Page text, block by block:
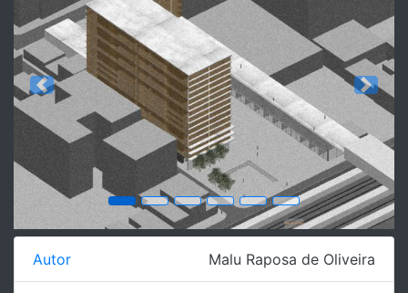
Previous Next
Autor Malu Raposa de Oliveira